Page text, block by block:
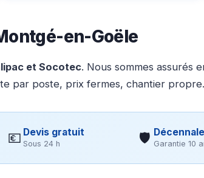
en-Goële
et Socotec. Nous sommes assurés
par poste, prix fermes, chantier propre.
💶 Devis gratuit
Sous 24 h 🛡 Décennale
Garantie 10